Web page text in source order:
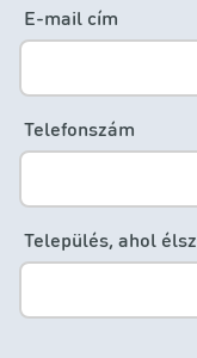
E-mail cím
Telefonszám
Település, ahol élsz